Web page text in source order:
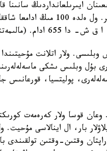
ايىرىلعانداردىڭ سانىنا
ولار اتلانت
جاتىر. 1948 -جىلدان بەرى بۇل وبلىس
پوليتسيا، قورعانىس
تۇرادى. وعان قوسا ولار
بار، ال اينالاسى مۇحيت.
وقتىن-وقتىن تولقىندى